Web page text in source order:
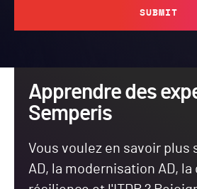
SUBMIT
Apprendre des
Semperis
Vous voulez en savoir plus
AD, la modernisation AD, la